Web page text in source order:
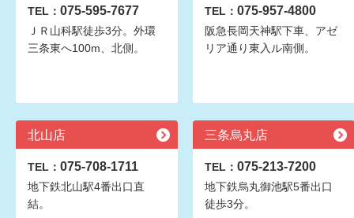
TEL： 075-595-7677
ＪＲ山科駅徒歩3分。外環
三条東へ100m、北側。
TEL： 075-957-4800
阪急長岡天神駅下車、アゼ
リア通り東入ル南側。
北山店
TEL： 075-708-1711
地下鉄北山駅4番出口直
結。
三条烏丸店
TEL： 075-213-7200
地下鉄烏丸御池駅5番出口
徒歩3分。